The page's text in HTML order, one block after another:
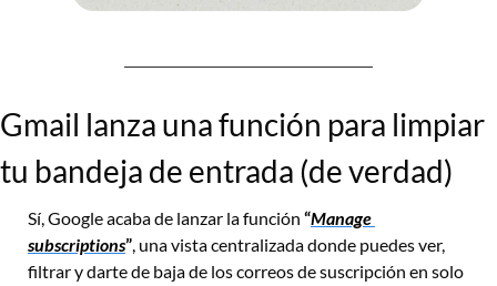
Gmail lanza una función para limpiar
tu bandeja de entrada (de verdad)
Sí, Google acaba de lanzar la función “Manage
subscriptions”, una vista centralizada donde puedes ver,
filtrar y darte de baja de los correos de suscripción en solo